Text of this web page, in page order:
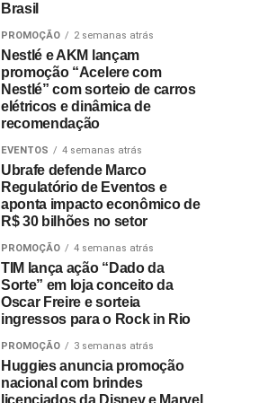
Brasil
PROMOÇÃO 2 semanas atrás
Nestlé e AKM lançam
promoção “Acelere com
Nestlé” com sorteio de carros
elétricos e dinâmica de
recomendação
EVENTOS 4 semanas atrás
Ubrafe defende Marco
Regulatório de Eventos e
aponta impacto econômico de
R$ 30 bilhões no setor
PROMOÇÃO 4 semanas atrás
TIM lança ação “Dado da
Sorte” em loja conceito da
Oscar Freire e sorteia
ingressos para o Rock in Rio
PROMOÇÃO 3 semanas atrás
Huggies anuncia promoção
nacional com brindes
licenciados da Disney e Marvel